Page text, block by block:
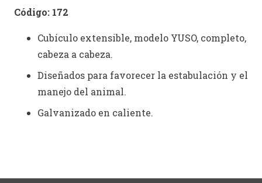
Código: 172
Cubículo extensible, modelo YUSO, completo,
cabeza a cabeza.
Diseñados para favorecer la estabulación y el
manejo del animal.
Galvanizado en caliente.